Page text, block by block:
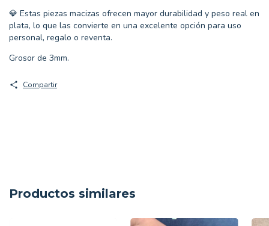
💎 Estas piezas macizas ofrecen mayor durabilidad y peso real en
plata, lo que las convierte en una excelente opción para uso
personal, regalo o reventa.
Grosor de 3mm.
Compartir
Productos similares